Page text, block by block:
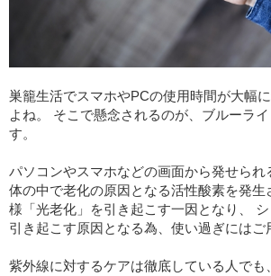
巣籠生活でスマホやPCの使用時間が大幅
よね。 そこで懸念されるのが、ブルーラ
す。
パソコンやスマホなどの画面から発せられ
体の中で老化の原因となる活性酸素を発生
様「光老化」を引き起こす一因となり、
引き起こす原因となる為、使い過ぎにはご
紫外線に対するケアは徹底している人でも